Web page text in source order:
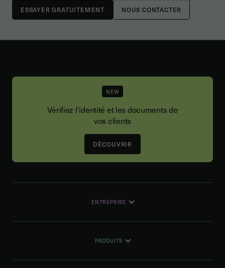
NOUS CONTACTER
NEW
Vérifiez l'identité et les documents de
vos clients
DÉCOUVRIR
ENTREPRISE
PRODUITS